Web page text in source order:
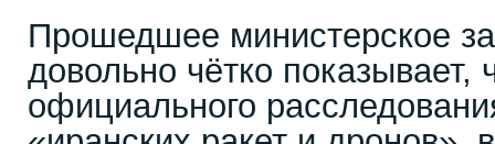
Прошедшее министерское
довольно чётко
официального